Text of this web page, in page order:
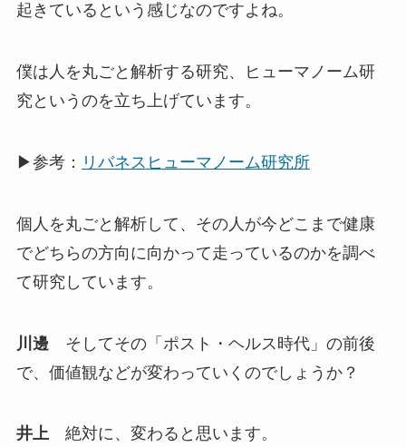
起きているという感じなのですよね。
僕は人を丸ごと解析する研究、ヒューマノーム研
究というのを立ち上げています。
▶参考： リバネスヒューマノーム研究所
個人を丸ごと解析して、その人が今どこまで健康
でどちらの方向に向かって走っているのかを調べ
て研究しています。
川邊 そしてその「ポスト・ヘルス時代」の前後
で、価値観などが変わっていくのでしょうか？
井上絶対に、変わると思います。